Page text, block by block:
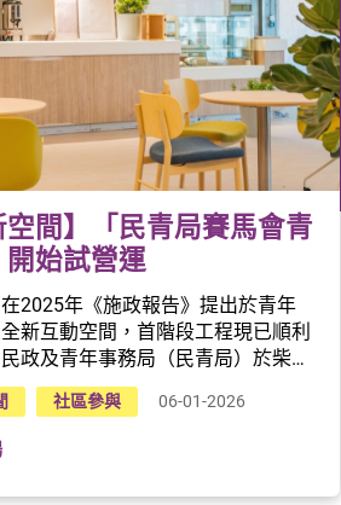
空間】「民青局賽馬會青
始試營運
2025年《施政報告》提出於青年
新互動空間，首階段工程現已順利
政及青年事務局（民青局）於柴灣
樓打造的全新空間「民青局賽馬會
已於2025年12月18日正式展開試
間環境舒適，專為青年而設，既是
好地方，也是交流互動、發展個人
多元活動的理想場地！試營運詳情
社區參與 06-01-2026